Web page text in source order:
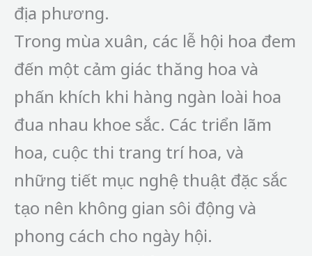
địa phương.
Trong mùa xuân, các lễ hội hoa đem
đến một cảm giác thăng hoa và
phấn khích khi hàng ngàn loài hoa
đua nhau khoe sắc. Các triển lãm
hoa, cuộc thi trang trí hoa, và
những tiết mục nghệ thuật đặc sắc
tạo nên không gian sôi động và
phong cách cho ngày hội.